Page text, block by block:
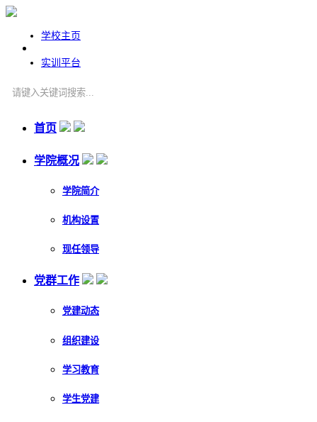
学校主页
实训平台
首页
学院概况
学院简介
机构设置
现任领导
党群工作
党建动态
组织建设
学习教育
学生党建